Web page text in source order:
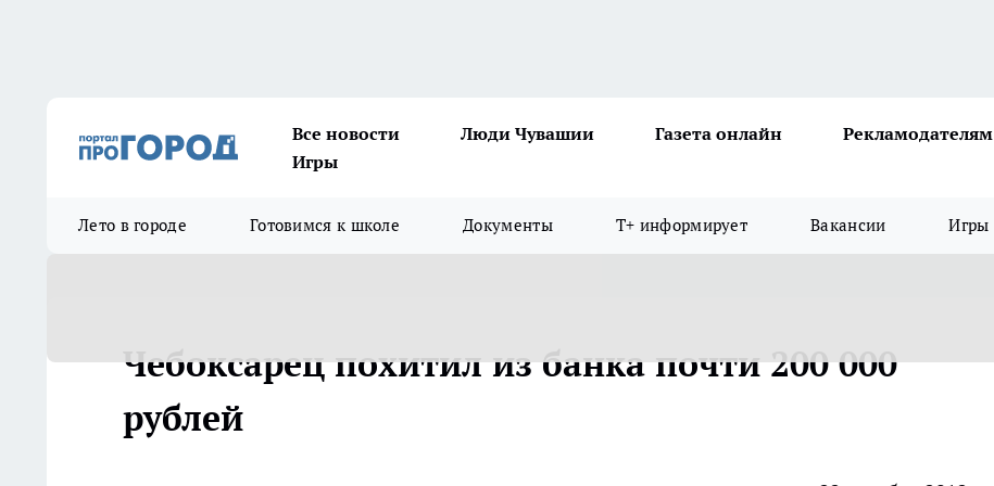
Все новости Люди Чувашии Газета онлайн
Рекламодателям
Игры
Лето в городе Готовимся к школе Документы Т+ информирует Вакансии Игры
Чебоксарец похитил из банка почти 200 000
рублей